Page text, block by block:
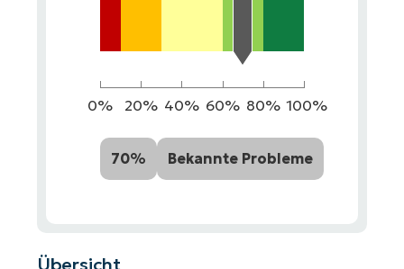
0% 20% 40% 60% 80% 100%
70% Bekannte Probleme
Übersicht